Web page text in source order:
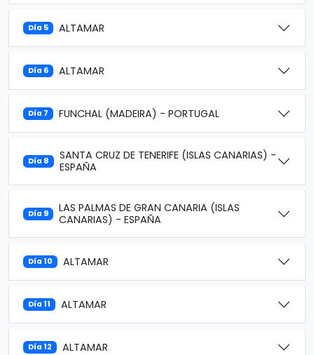
Día 5 ALTAMAR
Día 6 ALTAMAR
Día 7 FUNCHAL (MADEIRA) - PORTUGAL
Día 8
SANTA CRUZ DE TENERIFE (ISLAS CANARIAS) -
ESPAÑA
Día 9
LAS PALMAS DE GRAN CANARIA (ISLAS
CANARIAS) - ESPAÑA
Día 10 ALTAMAR
Día 11 ALTAMAR
Día 12 ALTAMAR